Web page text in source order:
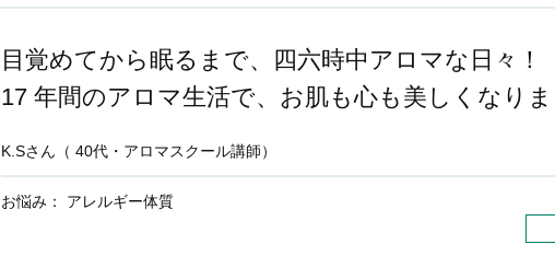
目覚めてから眠るまで、四六時中アロマな日々！
17 年間のアロマ生活で、お肌も心も美しくなり
K.Sさん（ 40代・アロマスクール講師）
お悩み： アレルギー体質